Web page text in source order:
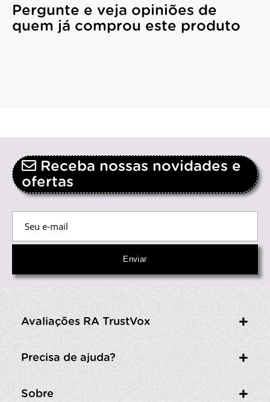
Pergunte e veja opiniões de
quem já comprou este produto
Receba nossas novidades e
ofertas
Avaliações RA TrustVox
Precisa de ajuda?
Sobre